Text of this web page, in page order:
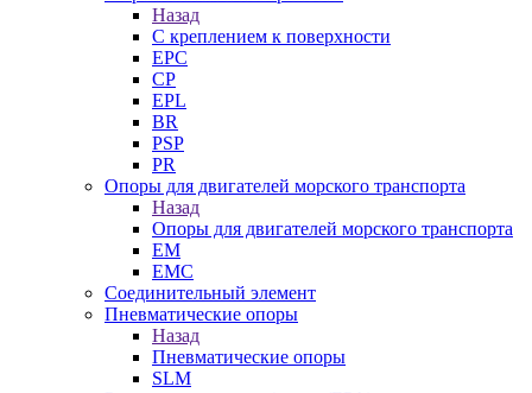
Назад
С креплением к поверхности
EPC
CP
EPL
BR
PSP
PR
Опоры для двигателей морского транспорта
Назад
Опоры для двигателей морского транспорта
EM
EMC
Cоединительный элемент
Пневматические опоры
Назад
Пневматические опоры
SLM